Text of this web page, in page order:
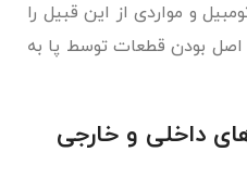
و مواردی از این قبیل را
اصل بودن قطعات توسط پا به
داخلی و خارجی